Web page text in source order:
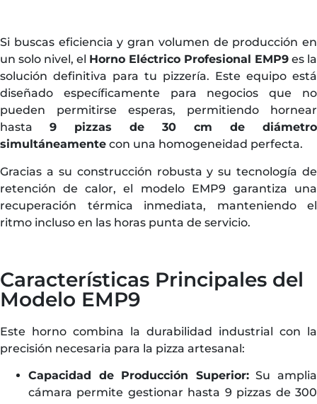
Si buscas eficiencia y gran volumen de producción en
un solo nivel, el Horno Eléctrico Profesional EMP9 es la
solución definitiva para tu pizzería. Este equipo está
diseñado específicamente para negocios que no
pueden permitirse esperas, permitiendo hornear
hasta 9 pizzas de 30 cm de diámetro
simultáneamente con una homogeneidad perfecta.
Gracias a su construcción robusta y su tecnología de
retención de calor, el modelo EMP9 garantiza una
recuperación térmica inmediata, manteniendo el
ritmo incluso en las horas punta de servicio.
Características Principales del
Modelo EMP9
Este horno combina la durabilidad industrial con la
precisión necesaria para la pizza artesanal:
Capacidad de Producción Superior:Su amplia
cámara permite gestionar hasta 9 pizzas de 300